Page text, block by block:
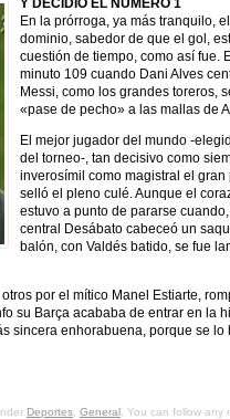
Y DECIDIÓ EL NÚMERO 1
En la prórroga, ya más tranquilo,
dominio, sabedor de que el gol,
cuestión de tiempo, como así fue.
minuto 109 cuando Dani Alves
Messi, como los grandes toreros,
«pase de pecho» a las mallas de
El mejor jugador del mundo -
del torneo-, tan decisivo como
inverosímil como magistral el
selló el pleno culé. Aunque el
estuvo a punto de pararse
central Desábato cabeceó un
balón, con Valdés batido, se fue
por el mítico Manel Estiarte,
su Barça acababa de entrar en la
sincera enhorabuena, porque se lo
Deportes General . You can follow